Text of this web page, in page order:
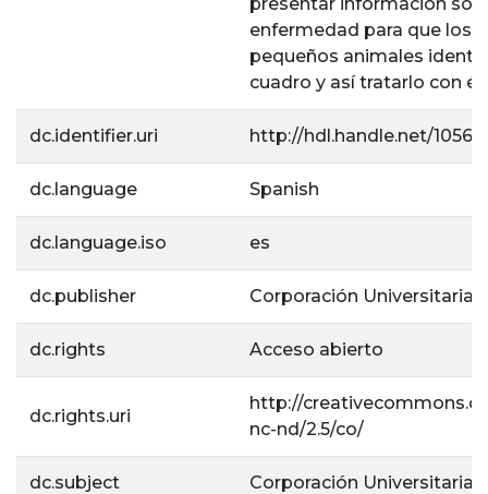
enfermedad para que los
pequeños animales
cuadro y así tratarlo con
dc.identifier.uri http://hdl.handle.net/
dc.language Spanish
dc.language.iso es
dc.publisher Corporación Universitaria
dc.rights Acceso abierto
dc.rights.uri
http://
nc-nd/2.5/co/
dc.subject Corporación Universitaria